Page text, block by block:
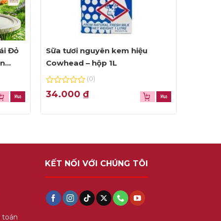
Đỏ
Sữa tươi nguyên kem hiệu
Cowhead – hộp 1L
0
out
5
(0)
34.000 ₫
toán
KẾT NỐI VỚI CHÚNG TÔI